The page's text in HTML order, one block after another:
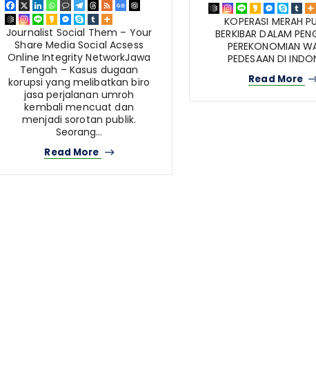
Journalist Social Them – Your
Share Media Social Acsess
Online Integrity NetworkJawa
Tengah – Kasus dugaan
korupsi yang melibatkan biro
jasa perjalanan umroh
kembali mencuat dan
menjadi sorotan publik.
Seorang…
Read More
KOPERASI MERAH
BERKIBAR DALAM
PEREKONOMIAN
PEDESAAN DI
Read More